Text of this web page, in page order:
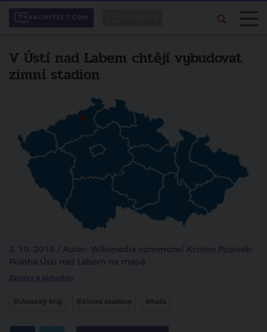
V Ústí nad Labem chtějí vybudovat
zimní stadion
3. 10. 2018 / Autor: Wikimedia commons/ Kroton Popisek:
Poloha Ústí nad Labem na mapě
Zprávy a aktuality
#Ústecký kraj #zimní stadion #hala